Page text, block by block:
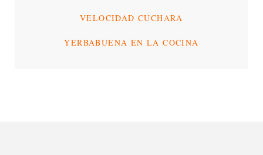
VELOCIDAD CUCHARA
YERBABUENA EN LA COCINA